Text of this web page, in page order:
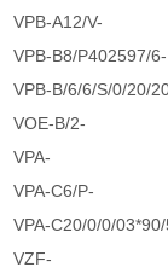
VPB-A12/V-
VPB-B8/P402597/
VPB-B/6/6/S/0/20/
VOE-B/2-
VPA-
VPA-C6/P-
VPA-C20/0/0/
VZF-